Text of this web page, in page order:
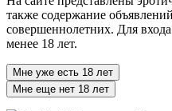
также содержание
совершеннолетних. Для
менее 18 лет.
Мне уже есть 18 лет
Мне еще нет 18 лет